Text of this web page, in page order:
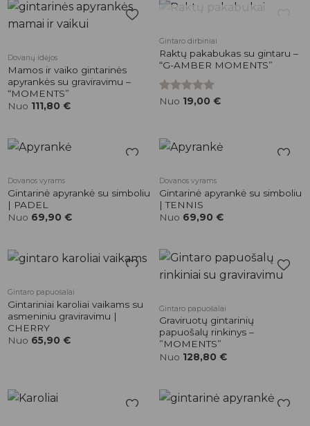
Dovanų idėjos
Mamos ir vaiko gintarinės
apyrankės su graviravimu –
“MOMENTS”
Nuo 111,80 €
patikusios
prekės
Gintaro dirbiniai
Raktų pakabukas su gintaru –
“G-AMBER MOMENTS”
Įvertinimas:
Nuo 19,00 €
patikusios
Dovanos vyrams
Gintarinė apyrankė su simboliu
| PADEL
Nuo 69,90 €
patikusios
Dovanos vyrams
Gintarinė apyrankė su simboliu
| TENNIS
Nuo 69,90 €
patikusios
prekės
Gintaro papuošalai
Gintariniai karoliai vaikams su
asmeniniu graviravimu |
CHERRY
Nuo 65,90 €
Gintaro papuošalai
Graviruotų gintarinių
papuošalų rinkinys –
”MOMENTS”
Nuo 128,80 €